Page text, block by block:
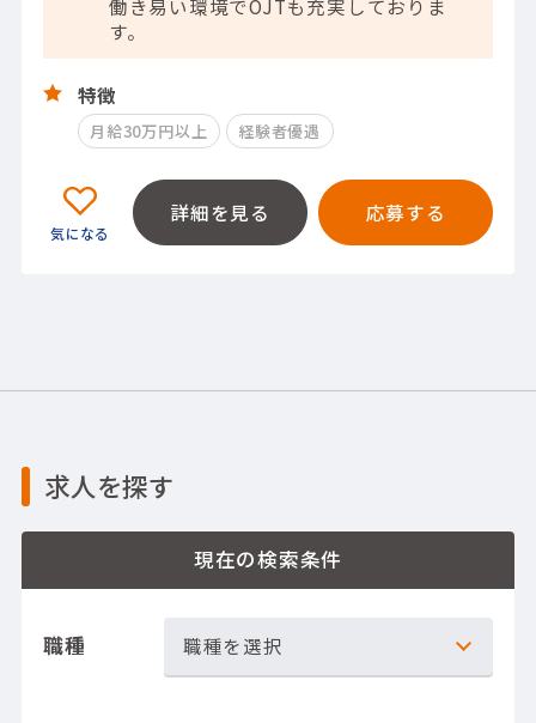
働き易い環境でOJTも充実しておりま
す。
特徴
月給30万円以上 経験者優遇
詳細を見る 応募する
求人を探す
現在の検索条件
職種 職種を選択